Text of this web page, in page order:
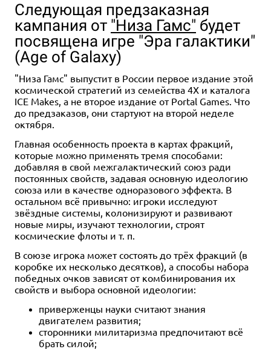
Следующая предзаказная
кампания от "Низа Гамс" будет
посвящена игре "Эра галактики"
(Age of Galaxy)
"Низа Гамс" выпустит в России первое издание этой
космической стратегий из семейства 4X и каталога
ICE Makes, а не второе издание от Portal Games. Что
до предзаказов, они стартуют на второй неделе
октября.
Главная особенность проекта в картах фракций,
которые можно применять тремя способами:
добавляя в свой межгалактический союз ради
постоянных свойств, задавая основную идеологию
союза или в качестве одноразового эффекта. В
остальном всё привычно: игроки исследуют
звёздные системы, колонизируют и развивают
новые миры, изучают технологии, строят
космические флоты и т. п.
В союзе игрока может состоять до трёх фракций (в
коробке их несколько десятков), а способы набора
победных очков зависят от комбинирования их
свойств и выбора основной идеологии:
приверженцы науки считают знания
двигателем развития;
сторонники милитаризма предпочитают всё
брать силой;